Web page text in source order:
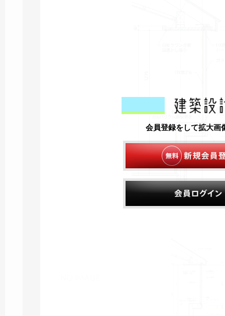
会員登録をして拡大画